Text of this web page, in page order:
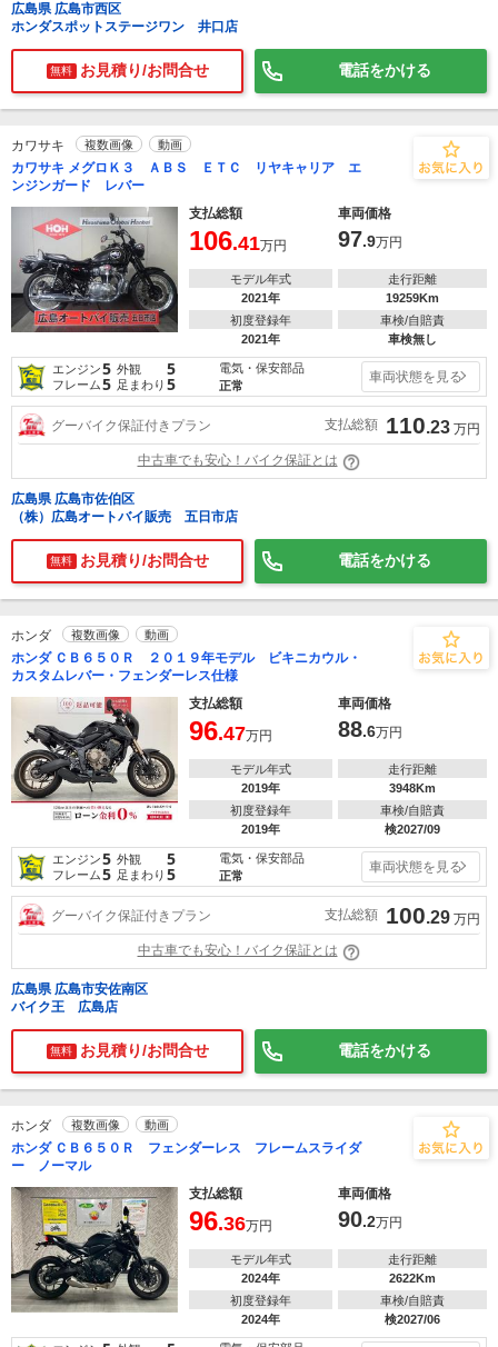
広島県 広島市西区
ホンダスポットステージワン 井口店
無料 お見積り/お問合せ 電話をかける
カワサキ 複数画像 動画
カワサキ メグロＫ３ ＡＢＳ ＥＴＣ リヤキャリア エ
ンジンガード レバー
支払総額
車両価格
106.41万円 97.9万円
モデル年式
2021年
走行距離
19259Km
初度登録年
2021年
車検/自賠責
車検無し
エンジン5 外観 5
フレーム5 足まわり 5
電気・保安部品
正常
車両状態を見る
グーバイク保証付きプラン 支払総額 110.23 万円
中古車でも安心！バイク保証とは
広島県 広島市佐伯区
（株）広島オートバイ販売 五日市店
無料 お見積り/お問合せ 電話をかける
ホンダ 複数画像 動画
ホンダ ＣＢ６５０Ｒ ２０１９年モデル ビキニカウル・
カスタムレバー・フェンダーレス仕様
支払総額
車両価格
96.47万円 88.6万円
モデル年式
2019年
走行距離
3948Km
初度登録年
2019年
車検/自賠責
検2027/09
エンジン5 外観 5
フレーム5 足まわり 5
電気・保安部品
正常
車両状態を見る
グーバイク保証付きプラン 支払総額 100.29 万円
中古車でも安心！バイク保証とは
広島県 広島市安佐南区
バイク王 広島店
無料 お見積り/お問合せ 電話をかける
ホンダ 複数画像 動画
ホンダ ＣＢ６５０Ｒ フェンダーレス フレームスライダ
ー ノーマル
支払総額
車両価格
96.36万円 90.2万円
モデル年式
2024年
走行距離
2622Km
初度登録年
2024年
車検/自賠責
検2027/06